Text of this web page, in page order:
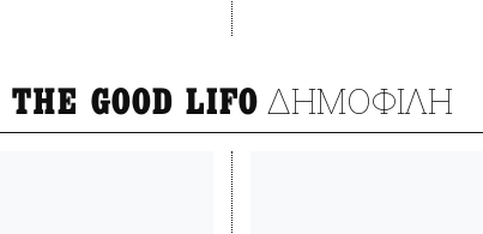
THE GOOD LIFO ΔΗΜΟΦΙΛΗ